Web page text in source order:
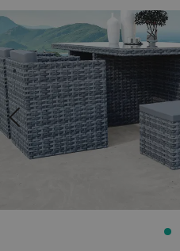
Przejdź
koniec
galerii
Przejdź
początek
galerii